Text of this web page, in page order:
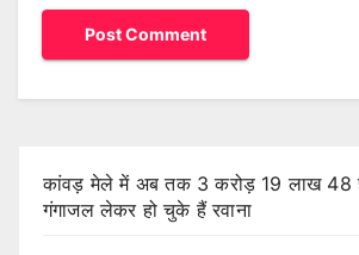
कांवड़ मेले में अब तक 3 करोड़ 19 लाख 48
गंगाजल लेकर हो चुके हैं रवाना